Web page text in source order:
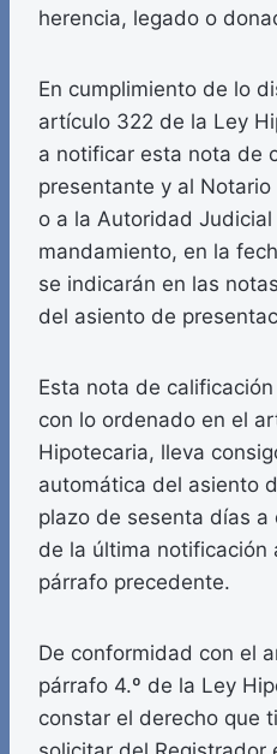
herencia, legado o
En cumplimiento de lo
artículo 322 de la Ley
a notificar esta nota de
presentante y al
o a la Autoridad
mandamiento, en la
se indicarán en las
del asiento de
Esta nota de
con lo ordenado en el
Hipotecaria, lleva
automática del asiento
plazo de sesenta días
de la última notificación
párrafo precedente.
De conformidad con el
párrafo 4.º de la Ley
constar el derecho que